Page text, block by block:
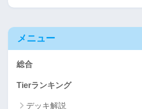
メニュー
総合
Tierランキング
デッキ解説